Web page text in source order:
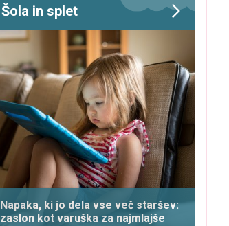
Šola in splet
Napaka, ki jo dela vse več staršev:
zaslon kot varuška za najmlajše